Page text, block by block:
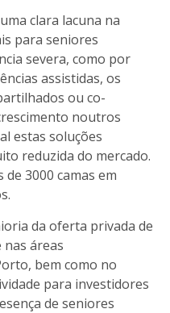
clara lacuna na
para seniores
severa, como por
assistidas, os
ou co-
noutros
estas soluções
reduzida do mercado.
3000 camas em
da oferta privada de
áreas
bem como no
para investidores
de seniores